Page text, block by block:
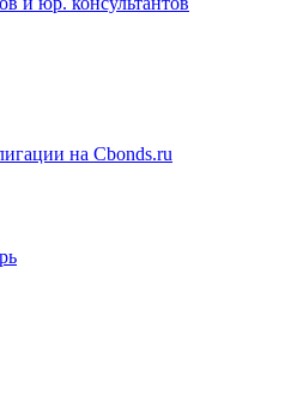
и юр. консультантов
на Cbonds.ru